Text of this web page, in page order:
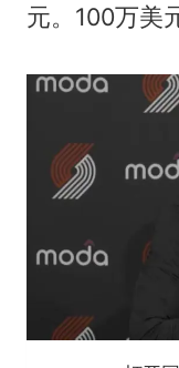
元。100万美